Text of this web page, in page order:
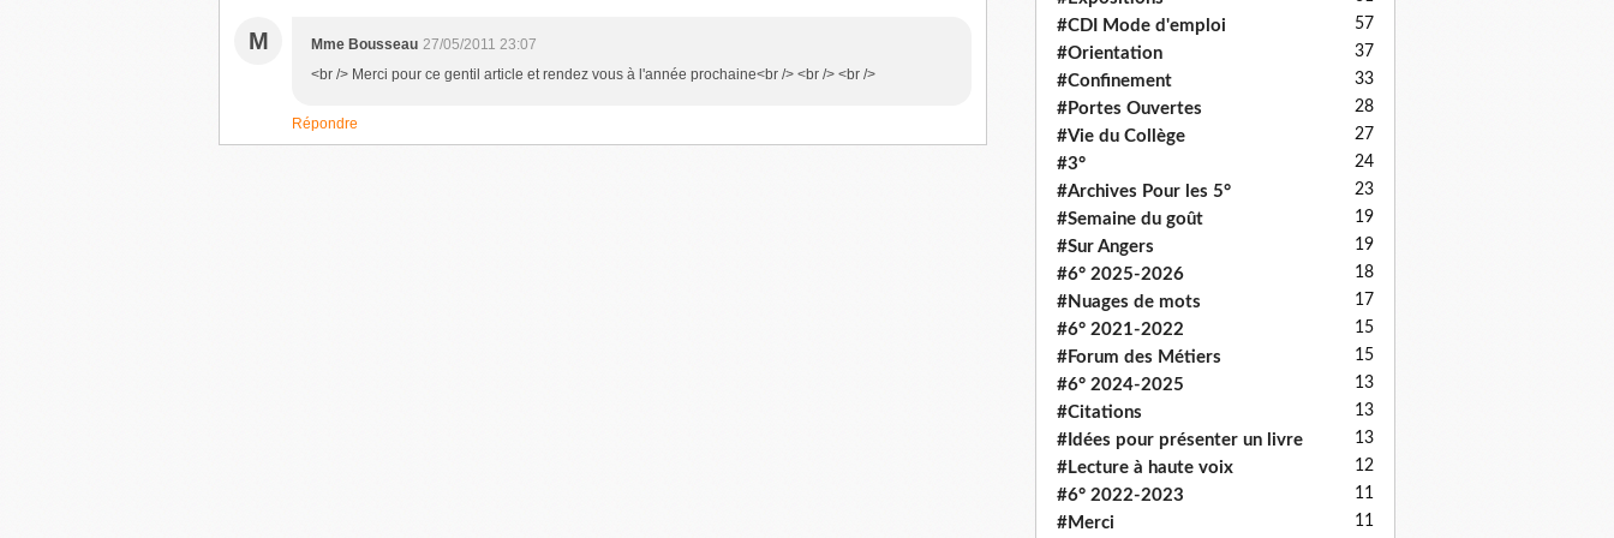
M Mme Bousseau 27/05/2011 23:07
<br /> Merci pour ce gentil article et rendez vous à l'année prochaine<br /> <br /> <br />
Répondre
#CDI Mode d'emploi 57
#Orientation 37
#Confinement 33
#Portes Ouvertes 28
#Vie du Collège 27
#3° 24
#Archives Pour les 5° 23
#Semaine du goût 19
#Sur Angers 19
#6° 2025-2026 18
#Nuages de mots 17
#6° 2021-2022 15
#Forum des Métiers 15
#6° 2024-2025 13
#Citations 13
#Idées pour présenter un livre 13
#Lecture à haute voix 12
#6° 2022-2023 11
#Merci 11